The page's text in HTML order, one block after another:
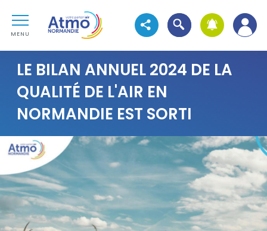
Aller au premier menu de navigation
Aller à la recherche
MENU
Atmo Normandie
Voir les réseaux sociaux
Ouvrir la recherche
LE BILAN ANNUEL 2024 DE LA
QUALITÉ DE L'AIR EN
NORMANDIE EST SORTI